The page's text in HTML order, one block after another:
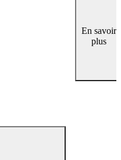
En savoir
plus